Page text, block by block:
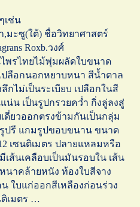
เช่น
,มะซู(ใต้) ชื่อวิทยาศาสตร์
Roxb.วงศ์
พรไทยไม้พุ่มผลัดใบขนาด
ปลือกนอกหยาบหนา สีน้ำตาล
กไม่เป็นระเบียบ เปลือกในสี
น่น เป็นรูปกรวยคว่ำ กิ่งลู่ลงสู่
ดี่ยวออกตรงข้ามกันเป็นกลุ่ม
ปรี แกมรูปขอบขนาน ขนาด
เซนติเมตร ปลายแหลมหรือ
เส้นเคลือบเป็นมันรอบใน เส้น
นาคล้ายหนัง ท้องใบสีจาง
ใบแก่ออกสีเหลืองก่อนร่วง
ติเมตร …